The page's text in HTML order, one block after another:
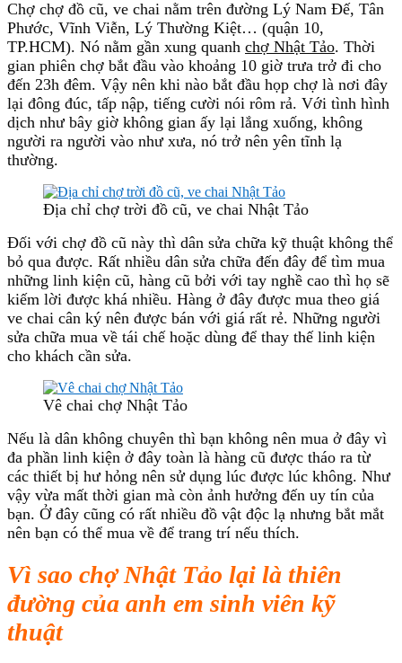
Chợ chợ đồ cũ, ve chai nằm trên đường Lý Nam Đế, Tân
Phước, Vĩnh Viễn, Lý Thường Kiệt… (quận 10,
TP.HCM). Nó nằm gần xung quanh chợ Nhật Tảo. Thời
gian phiên chợ bắt đầu vào khoảng 10 giờ trưa trở đi cho
đến 23h đêm. Vậy nên khi nào bắt đầu họp chợ là nơi đây
lại đông đúc, tấp nập, tiếng cười nói rôm rả. Với tình hình
dịch như bây giờ không gian ấy lại lắng xuống, không
người ra người vào như xưa, nó trở nên yên tĩnh lạ
thường.
Địa chỉ chợ trời đồ cũ, ve chai Nhật Tảo
Đối với chợ đồ cũ này thì dân sửa chữa kỹ thuật không thể
bỏ qua được. Rất nhiều dân sửa chữa đến đây để tìm mua
những linh kiện cũ, hàng cũ bởi với tay nghề cao thì họ sẽ
kiếm lời được khá nhiều. Hàng ở đây được mua theo giá
ve chai cân ký nên được bán với giá rất rẻ. Những người
sửa chữa mua về tái chế hoặc dùng để thay thế linh kiện
cho khách cần sửa.
Vê chai chợ Nhật Tảo
Nếu là dân không chuyên thì bạn không nên mua ở đây vì
đa phần linh kiện ở đây toàn là hàng cũ được tháo ra từ
các thiết bị hư hỏng nên sử dụng lúc được lúc không. Như
vậy vừa mất thời gian mà còn ảnh hưởng đến uy tín của
bạn. Ở đây cũng có rất nhiều đồ vật độc lạ nhưng bắt mắt
nên bạn có thể mua về để trang trí nếu thích.
Vì sao chợ Nhật Tảo lại là thiên
đường của anh em sinh viên kỹ
thuật